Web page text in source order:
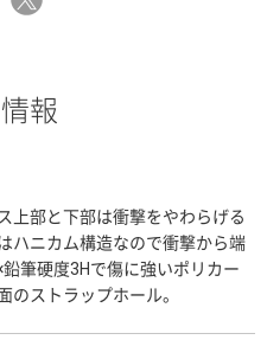
報
上部と下部は衝撃をやわらげる
ハニカム構造なので衝撃から端
筆硬度3Hで傷に強いポリカー
のストラップホール。